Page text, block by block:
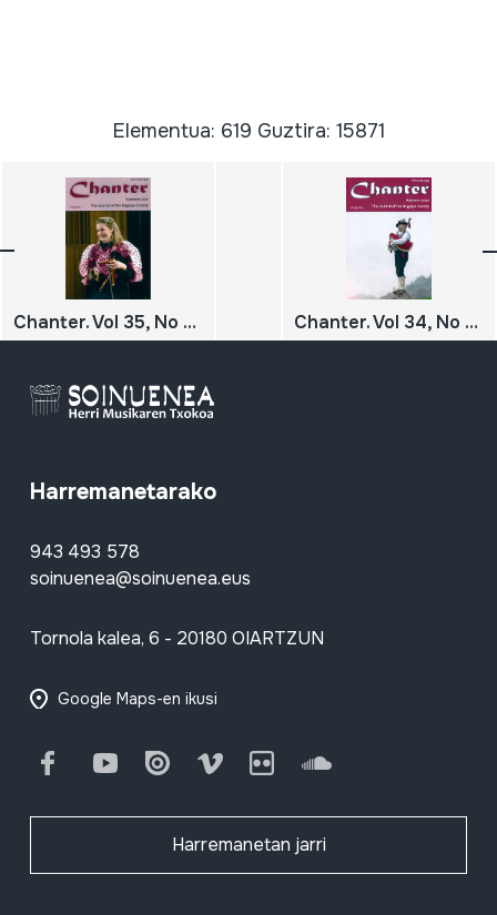
Elementua: 619 Guztira: 15871
Chanter. Vol 35, No 2. The Journal of the Bagpipe Society. Summer 2021 Chanter. Vol 34, No 3. The Journal of the Bagpipe Society. Autumn 2020
Harremanetarako
943 493 578
soinuenea@soinuenea.eus
Tornola kalea, 6 - 20180 OIARTZUN
Google Maps-en ikusi
FacebookYoutube Issuu Vimeo Flickr SoundCloud
Harremanetan jarri